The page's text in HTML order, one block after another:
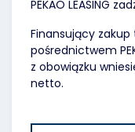
PEKAO LEASING
Finansujący
pośrednictwem
z obowiązku
netto.